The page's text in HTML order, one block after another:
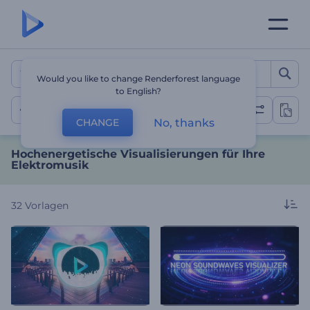
Hochenergetische
Elektroenergie
Hochenergetische Visualisierungen für Ihre
Elektromusik
32 Vorlagen
Would you like to change Renderforest language
to English?
CHANGE No, thanks